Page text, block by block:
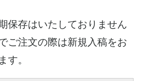
保存はいたしておりません
ご注文の際は新規入稿をお
す。